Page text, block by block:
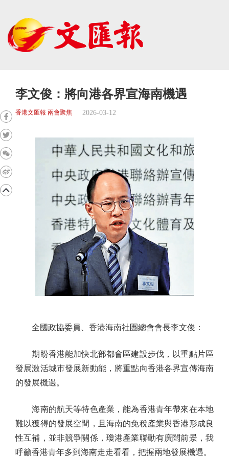
李文俊：將向港各界宣海南機遇
香港文匯報 兩會聚焦 2026-03-12
全國政協委員、香港海南社團總會會長李文俊：
期盼香港能加快北部都會區建設步伐，以重點片區
發展激活城市發展新動能，將重點向香港各界宣傳海南
的發展機遇。
海南的航天等特色產業，能為香港青年帶來在本地
難以獲得的發展空間，且海南的免稅產業與香港形成良
性互補，並非競爭關係，瓊港產業聯動有廣闊前景，我
呼籲香港青年多到海南走走看看，把握兩地發展機遇。